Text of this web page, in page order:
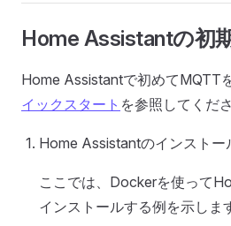
Home Assistantの初
Home Assistantで初めてMQTT
イックスタート を参照してくださ
Home Assistantのインストー
ここでは、Dockerを使って
インストールする例を示しま